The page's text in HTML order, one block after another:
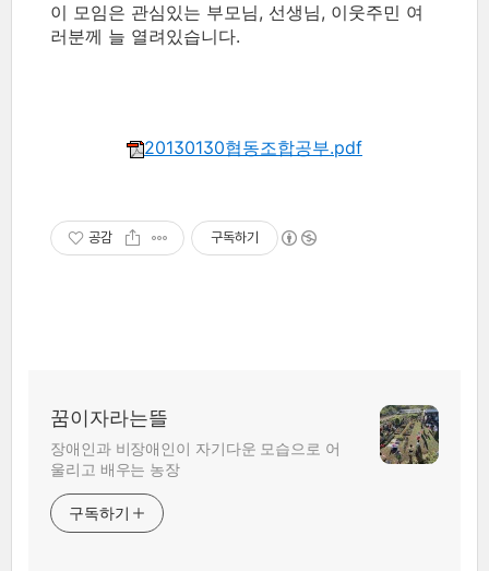
이 모임은 관심있는 부모님, 선생님, 이웃주민 여
러분께 늘 열려있습니다.
20130130협동조합공부.pdf
공감 구독하기
꿈이자라는뜰
장애인과 비장애인이 자기다운 모습으로 어
울리고 배우는 농장
구독하기